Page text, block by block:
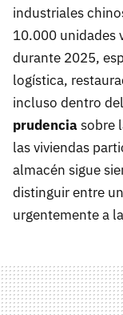
industriales
10.000 unidades
durante 2025,
logística,
incluso dentro
prudenciasobre
las viviendas
almacén sigue
distinguir entre
urgentemente a